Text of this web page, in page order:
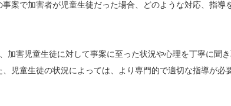
案で加害者が児童生徒だった場合、どのような対応、指導
害児童生徒に対して事案に至った状況や心理を丁寧に聞
児童生徒の状況によっては、より専門的で適切な指導が